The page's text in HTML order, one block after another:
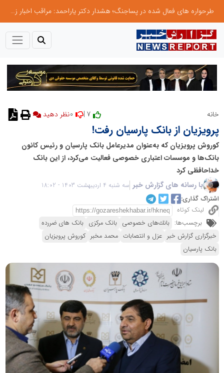
طرحواره های فعال شده در پساجنگ؛ هشدار دکتر یاراحمد: مراقب اخبار زرد و واکنش های هیجانی باشید
خانه
پرویزیان از بانک پارسیان رفت!
کوروش پرویزیان که به‌عنوان مدیرعامل بانک پارسیان و رئیس کانون
بانک‌ها و موسسات اعتباری خصوصی فعالیت می‌کرد، از این بانک
خداحافظی کرد
با رسانه های گزارش خبر سه شنبه 4 اردیبهشت 1403 - 18:02
اشتراک گذاری:
لینک کوتاه
برچسب‌ها: بانك‌های خصوصی بانک مرکزی بانک های ضررده
خبرگزاری گزارش خبر عزل و انتصابات محمد مخبر کوروش پرویزیان
بانک پارسیان